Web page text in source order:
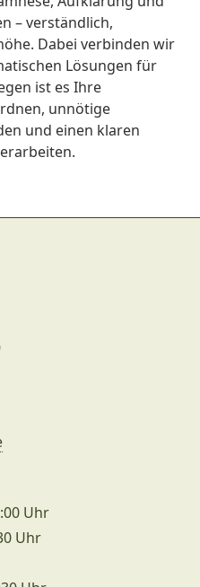
– verständlich,
Dabei verbinden wir
Lösungen für
ist es Ihre
unnötige
und einen klaren
Uhr
Uhr